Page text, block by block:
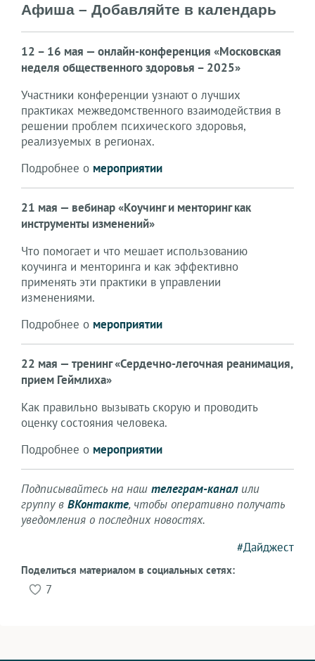
Афиша – Добавляйте в календарь
12 – 16 мая — онлайн-конференция «Московская
неделя общественного здоровья – 2025»
Участники конференции узнают о лучших
практиках межведомственного взаимодействия в
решении проблем психического здоровья,
реализуемых в регионах.
Подробнее о мероприятии
21 мая — вебинар «Коучинг и менторинг как
инструменты изменений»
Что помогает и что мешает использованию
коучинга и менторинга и как эффективно
применять эти практики в управлении
изменениями.
Подробнее о мероприятии
22 мая — тренинг «Сердечно-легочная реанимация,
прием Геймлиха»
Как правильно вызывать скорую и проводить
оценку состояния человека.
Подробнее о мероприятии
Подписывайтесь на наш телеграм-канал или
группу в ВКонтакте, чтобы оперативно получать
уведомления о последних новостях.
#Дайджест
Поделиться материалом в социальных сетях:
7